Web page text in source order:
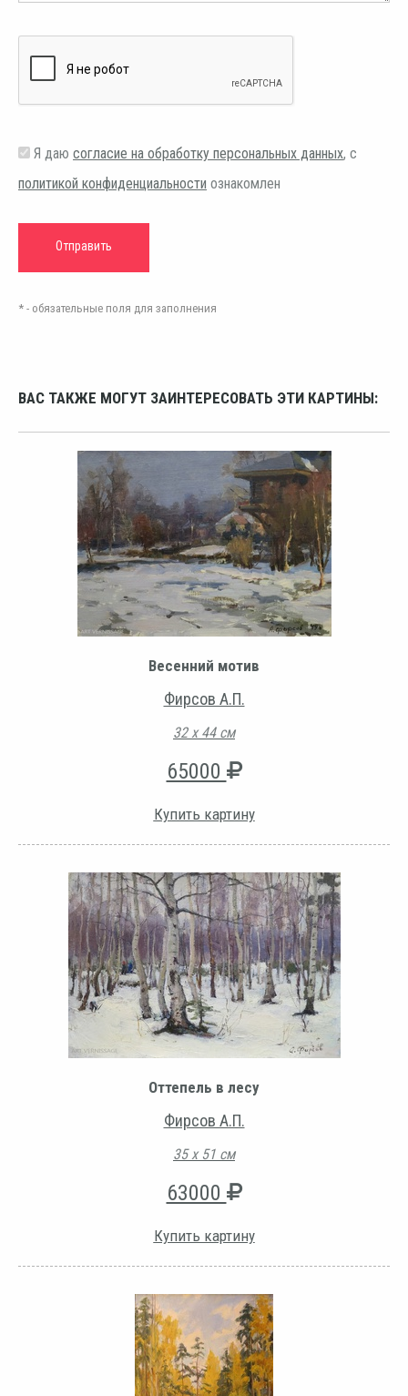
Я даю согласие на обработку персональных данных, с
политикой конфиденциальности ознакомлен
* - обязательные поля для заполнения
ВАС ТАКЖЕ МОГУТ ЗАИНТЕРЕСОВАТЬ ЭТИ КАРТИНЫ:
Весенний мотив
Фирсов А.П.
32 х 44 см
65000
Купить картину
Оттепель в лесу
Фирсов А.П.
35 х 51 см
63000
Купить картину